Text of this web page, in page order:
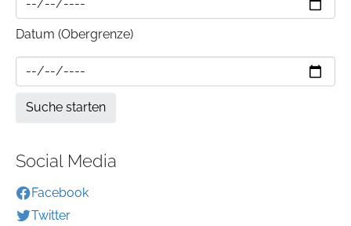
Datum (Obergrenze)
Social Media
Facebook
Twitter